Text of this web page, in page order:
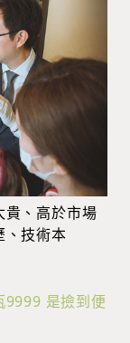
貴、高於市場
、技術本
9999 是撿到便